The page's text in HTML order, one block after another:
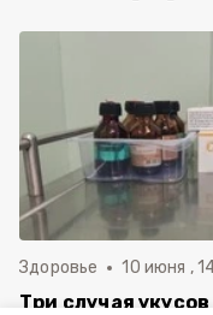
Здоровье 10 июня ,
Три случая